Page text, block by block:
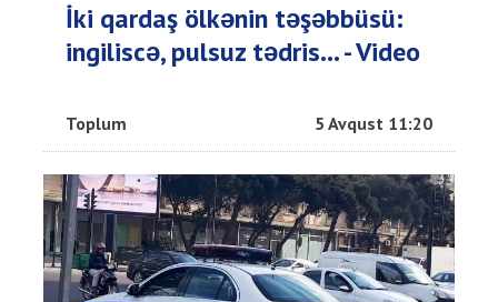
İki qardaş ölkənin təşəbbüsü:
ingiliscə, pulsuz tədris... - Video
Toplum 5 Avqust 11:20